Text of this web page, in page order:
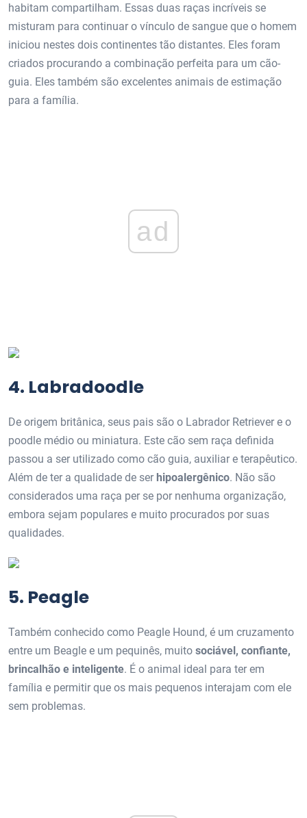
habitam compartilham. Essas duas raças incríveis se
misturam para continuar o vínculo de sangue que o homem
iniciou nestes dois continentes tão distantes. Eles foram
criados procurando a combinação perfeita para um cão-
guia. Eles também são excelentes animais de estimação
para a família.
ad
4. Labradoodle
De origem britânica, seus pais são o Labrador Retriever e o
poodle médio ou miniatura. Este cão sem raça definida
passou a ser utilizado como cão guia, auxiliar e terapêutico.
Além de ter a qualidade de serhipoalergênico. Não são
considerados uma raça per se por nenhuma organização,
embora sejam populares e muito procurados por suas
qualidades.
5. Peagle
Também conhecido como Peagle Hound, é um cruzamento
entre um Beagle e um pequinês, muito sociável, confiante,
brincalhão e inteligente. É o animal ideal para ter em
família e permitir que os mais pequenos interajam com ele
sem problemas.